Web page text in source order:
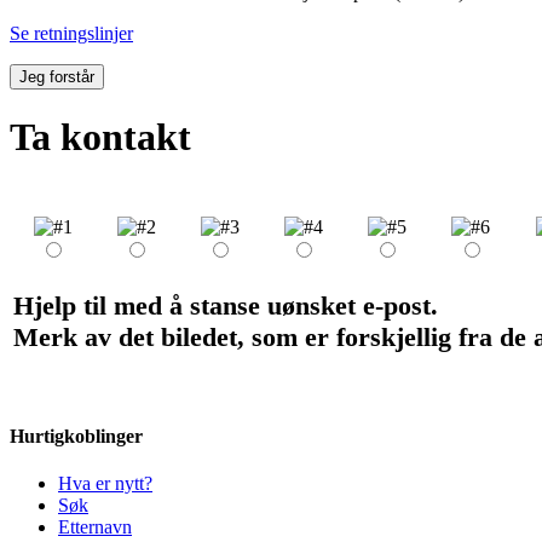
Se retningslinjer
Jeg forstår
Ta kontakt
Hjelp til med å stanse uønsket e-post.
Merk av det biledet, som er forskjellig fra de
Hurtigkoblinger
Hva er nytt?
Søk
Etternavn